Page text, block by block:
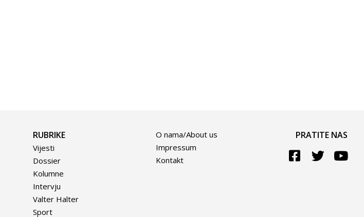
RUBRIKE
Vijesti
Dossier
Kolumne
Intervju
Valter Halter
Sport
O nama/About us
Impressum
Kontakt
PRATITE NAS